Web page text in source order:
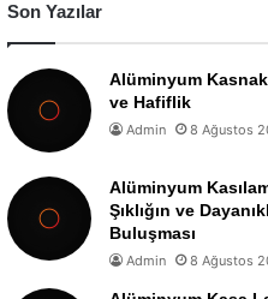
Son Yazılar
Alüminyum
ve Hafiflik
Admin 8 Ağustos
Alüminyum
Şıklığın ve
Buluşması
Admin 8 Ağustos